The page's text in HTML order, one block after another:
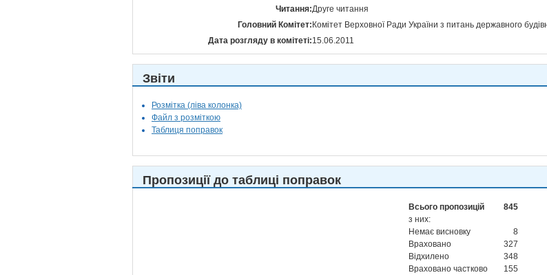
Читання:Друге читання
Головний Комітет: Комітет Верховної Ради України з питань державного
Дата розгляду в комітеті:15.06.2011
Звіти
Розмітка (ліва колонка)
Файл з розміткою
Таблиця поправок
Пропозиції до таблиці поправок
Всього пропозицій
845
з них:
Немає висновку
8
Враховано
327
Відхилено
348
Враховано частково
155